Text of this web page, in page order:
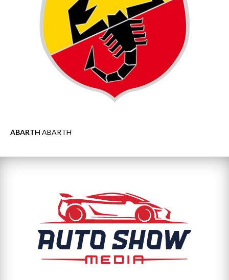
ABARTH ABARTH